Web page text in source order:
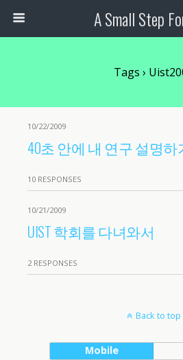
A Small Step
Tags ›
10/22/2009
40초 안에 내 연구 설명하
10 RESPONSES
10/21/2009
UIST 학회를 다녀와서
2 RESPONSES
Back to top
Mobile